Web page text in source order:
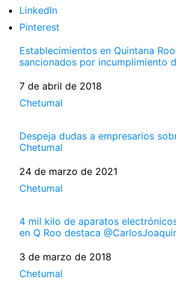
LinkedIn
Pinterest
Establecimientos en Quintana
sancionados por incumplimiento
Fecha
7 de abril de 2018
Respecto a
Chetumal
Despeja dudas a empresarios
Chetumal
Fecha
24 de marzo de 2021
Respecto a
Chetumal
4 mil kilo de aparatos
en Q Roo destaca
Fecha
3 de marzo de 2018
Respecto a
Chetumal